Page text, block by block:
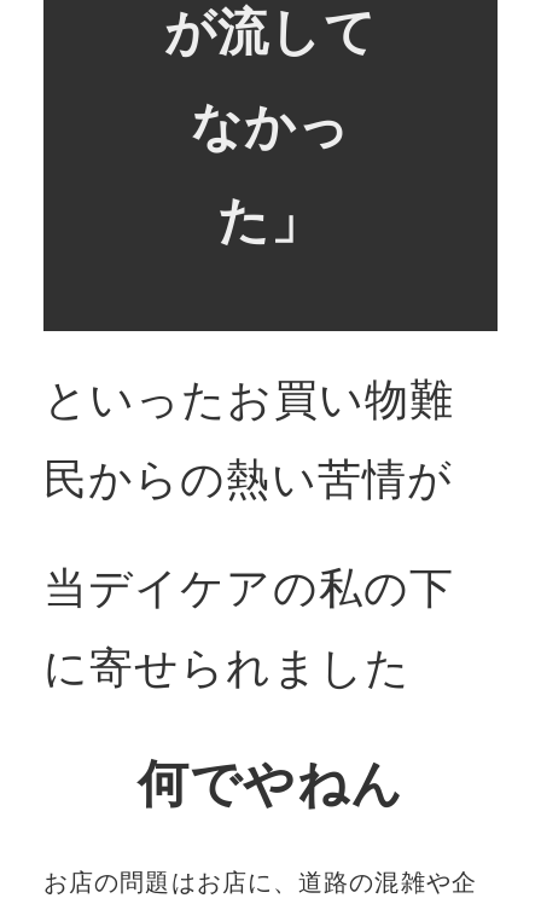
が流して
なかっ
た」
といったお買い物難
民からの熱い苦情が
当デイケアの私の下
に寄せられました
何でやねん
お店の問題はお店に、道路の混雑や企